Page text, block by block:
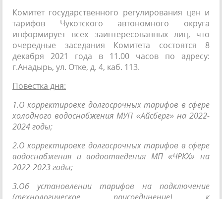
Комитет государственного регулирования цен и
тарифов Чукотского автономного округа
информирует всех заинтересованных лиц, что
очередные заседания Комитета состоятся 8
декабря 2021 года в 11.00 часов по адресу:
г.Анадырь, ул. Отке, д. 4, каб. 113.
Повестка дня:
1.О корректировке долгосрочных тарифов в сфере
холодного водоснабжения МУП «Айсберг» на 2022-
2024 годы;
2.О корректировке долгосрочных тарифов в сфере
водоснабжения и водоотведения МП «ЧРКХ» на
2022-2023 годы;
3.Об установлении тарифов на подключение